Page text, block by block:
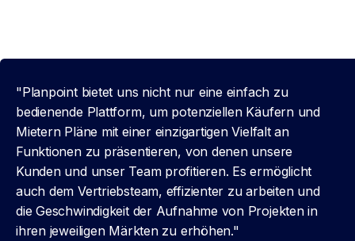
"Planpoint bietet uns nicht nur eine einfach zu
bedienende Plattform, um potenziellen Käufern und
Mietern Pläne mit einer einzigartigen Vielfalt an
Funktionen zu präsentieren, von denen unsere
Kunden und unser Team profitieren. Es ermöglicht
auch dem Vertriebsteam, effizienter zu arbeiten und
die Geschwindigkeit der Aufnahme von Projekten in
ihren jeweiligen Märkten zu erhöhen."